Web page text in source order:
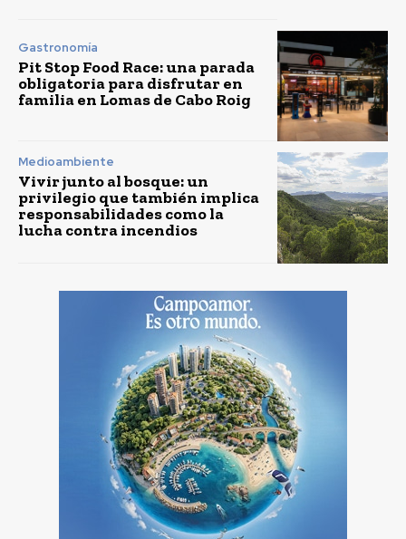
Gastronomía
Pit Stop Food Race: una parada
obligatoria para disfrutar en
familia en Lomas de Cabo Roig
Medioambiente
Vivir junto al bosque: un
privilegio que también implica
responsabilidades como la
lucha contra incendios